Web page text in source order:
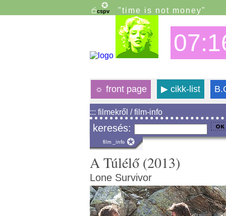
"time is not money"
☼ front page ▶cikk-list
::: filmekről / film-info
keresés:
A Túlélő (2013)
Lone Survivor